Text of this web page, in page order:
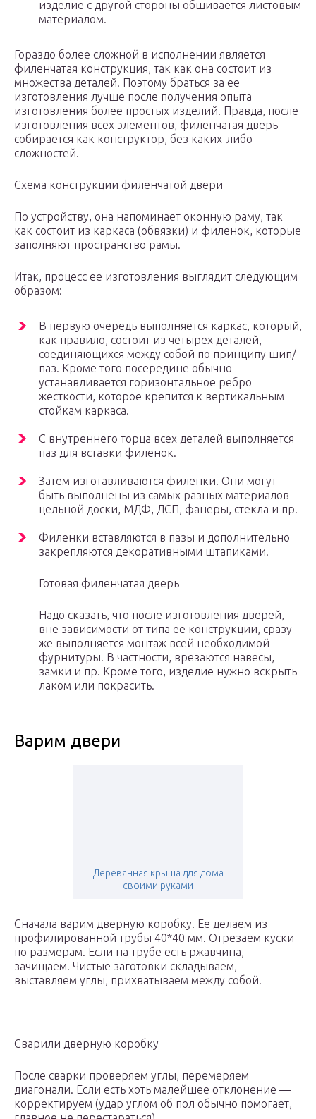
изделие с другой стороны обшивается листовым
материалом.
Гораздо более сложной в исполнении является
филенчатая конструкция, так как она состоит из
множества деталей. Поэтому браться за ее
изготовления лучше после получения опыта
изготовления более простых изделий. Правда, после
изготовления всех элементов, филенчатая дверь
собирается как конструктор, без каких-либо
сложностей.
Схема конструкции филенчатой двери
По устройству, она напоминает оконную раму, так
как состоит из каркаса (обвязки) и филенок, которые
заполняют пространство рамы.
Итак, процесс ее изготовления выглядит следующим
образом:
В первую очередь выполняется каркас, который,
как правило, состоит из четырех деталей,
соединяющихся между собой по принципу шип/
паз. Кроме того посередине обычно
устанавливается горизонтальное ребро
жесткости, которое крепится к вертикальным
стойкам каркаса.
С внутреннего торца всех деталей выполняется
паз для вставки филенок.
Затем изготавливаются филенки. Они могут
быть выполнены из самых разных материалов –
цельной доски, МДФ, ДСП, фанеры, стекла и пр.
Филенки вставляются в пазы и дополнительно
закрепляются декоративными штапиками.
Готовая филенчатая дверь
Надо сказать, что после изготовления дверей,
вне зависимости от типа ее конструкции, сразу
же выполняется монтаж всей необходимой
фурнитуры. В частности, врезаются навесы,
замки и пр. Кроме того, изделие нужно вскрыть
лаком или покрасить.
Варим двери
Деревянная крыша для дома
своими руками
Сначала варим дверную коробку. Ее делаем из
профилированной трубы 40*40 мм. Отрезаем куски
по размерам. Если на трубе есть ржавчина,
зачищаем. Чистые заготовки складываем,
выставляем углы, прихватываем между собой.
Сварили дверную коробку
После сварки проверяем углы, перемеряем
диагонали. Если есть хоть малейшее отклонение —
корректируем (удар углом об пол обычно помогает,